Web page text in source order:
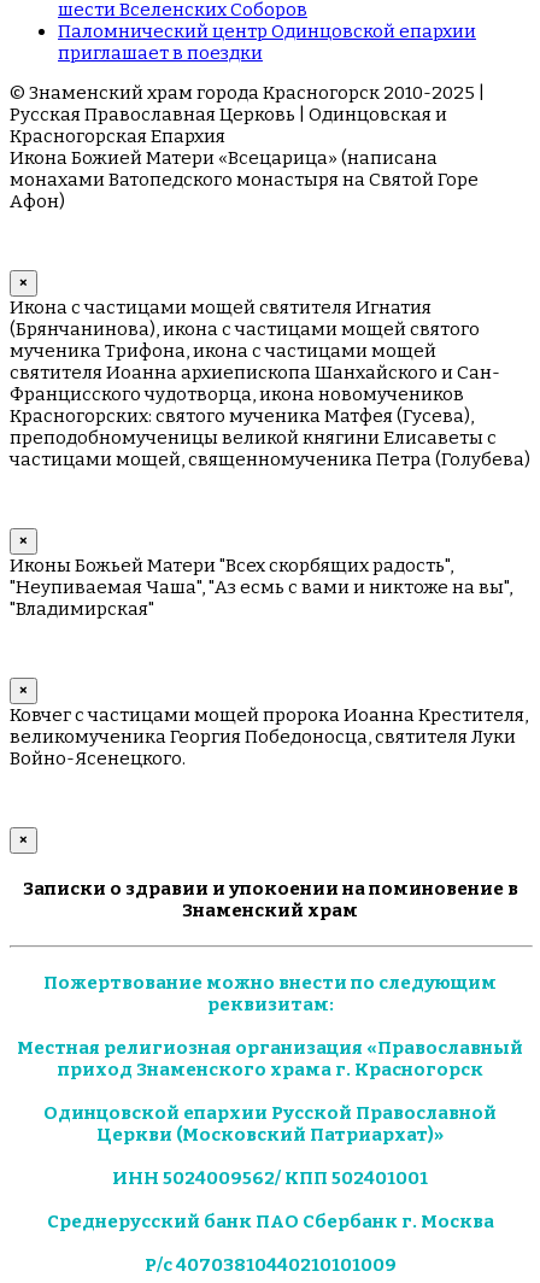
шести Вселенских Соборов
Паломнический центр Одинцовской епархии
приглашает в поездки
© Знаменский храм города Красногорск 2010-2025 |
Русская Православная Церковь | Одинцовская и
Красногорская Епархия
Икона Божией Матери «Всецарица» (написана
монахами Ватопедского монастыря на Cвятой Горе
Афон)
×
Икона с частицами мощей святителя Игнатия
(Брянчанинова), икона с частицами мощей святого
мученика Трифона, икона с частицами мощей
святителя Иоанна архиепископа Шанхайского и Сан-
Францисского чудотворца, икона новомучеников
Красногорских: святого мученика Матфея (Гусева),
преподобномученицы великой княгини Елисаветы с
частицами мощей, священномученика Петра (Голубева)
×
Иконы Божьей Матери "Всех скорбящих радость",
"Неупиваемая Чаша", "Аз есмь с вами и никтоже на вы",
"Владимирская"
×
Ковчег с частицами мощей пророка Иоанна Крестителя,
великомученика Георгия Победоносца, святителя Луки
Войно-Ясенецкого.
×
Записки о здравии и упокоении на поминовение в
Знаменский храм
Пожертвование можно внести по следующим
реквизитам:
Местная религиозная организация «Православный
приход Знаменского храма г. Красногорск
Одинцовской епархии Русской Православной
Церкви (Московский Патриархат)»
ИНН 5024009562/ КПП 502401001
Среднерусский банк ПАО Сбербанк г. Москва
Р/с 40703810440210101009